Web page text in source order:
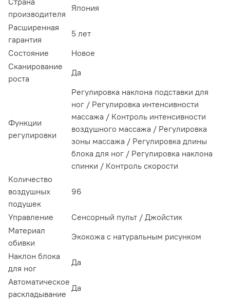
производителя
Япония
Расширенная
гарантия
5 лет
Состояние
Новое
Сканирование
роста
Да
Функции
регулировки
Регулировка наклона подставки для
ног / Регулировка интенсивности
массажа / Контроль интенсивности
воздушного массажа / Регулировка
зоны массажа / Регулировка длины
блока для ног / Регулировка наклона
спинки / Контроль скорости
Количество
воздушных
подушек
96
Управление
Сенсорный пульт / Джойстик
Материал
обивки
Экокожа с натуральным рисунком
Наклон блока
для ног
Да
Автоматическое
раскладывание
Да